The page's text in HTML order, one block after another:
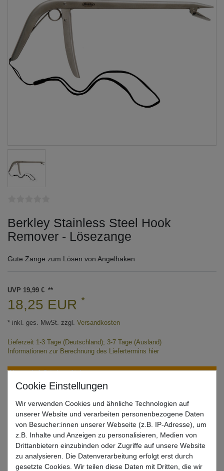
Berkley Stainless Steel Hook
Remover - Lösezange
Gute Zange zum Lösen von Angelhaken
UVP 19,99 €
18,25 EUR *
* inkl. ges. MwSt. zzgl. Versandkosten
Lieferzeit 1-3 Tage (Deutschland); 3-7 Tage (Ausland)
Informationen zur Berechnung des Liefertermins hier
Nur noch 1 Stück verfügbar
In den Warenkorb
Wunschliste
Wir verwenden Cookies und ähnliche Technologien auf
unserer Website und verarbeiten personenbezogene Daten
von Besucher:innen unserer Webseite (z.B. IP-Adresse), um
z.B. Inhalte und Anzeigen zu personalisieren, Medien von
Drittanbietern einzubinden oder Zugriffe auf unsere Website
zu analysieren. Die Datenverarbeitung erfolgt erst durch
gesetzte Cookies. Wir teilen diese Daten mit Dritten, die wir